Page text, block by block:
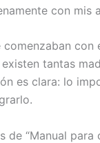
con mis
comenzaban
existen tantas
es clara: lo
de “Manual